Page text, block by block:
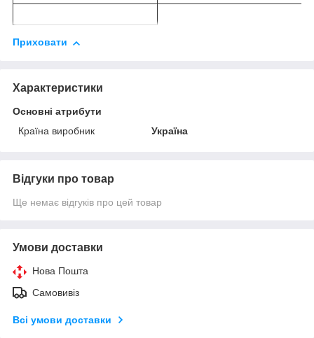
Приховати
Характеристики
Основні атрибути
Країна виробник
Україна
Відгуки про товар
Ще немає відгуків про цей товар
Умови доставки
Нова Пошта
Самовивіз
Всі умови доставки